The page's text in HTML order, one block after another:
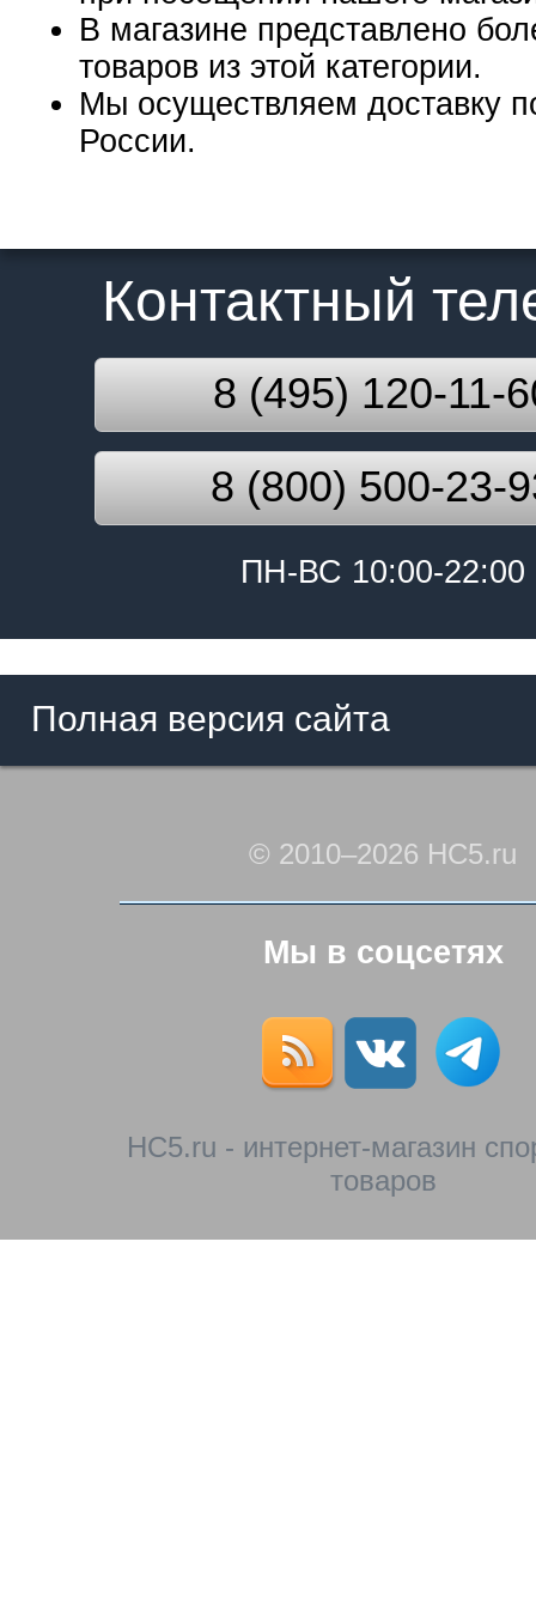
В магазине представлено
товаров из этой категории.
Мы осуществляем доставку
России.
Контактный
8 (495) 120-11-
8 (800) 500-23-
ПН-ВС 10:00-22:00
Полная версия сайта
© 2010–2026 HC5.ru
Мы в соцсетях
HC5.ru - интернет-магазин
товаров